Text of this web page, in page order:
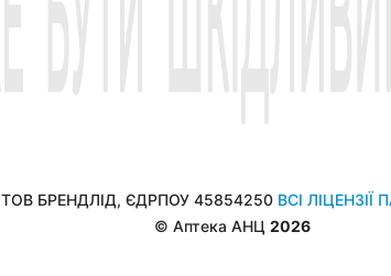
ТОВ БРЕНДЛІД, ЄДРПОУ 45854250 ВСІ ЛІЦЕНЗІЇ
© Аптека АНЦ 2026